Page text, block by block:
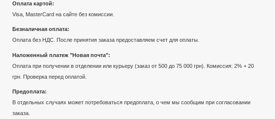
Оплата картой:
Visa, MasterCard на сайте без комиссии.
Безналичная оплата:
Оплата без НДС. После принятия заказа предоставляем счет для оплаты.
Наложенный платеж "Новая почта":
Оплата при получении в отделении или курьеру (заказ от 500 до 75 000 грн). Комиссия: 2% + 20
грн. Проверка перед оплатой.
Предоплата:
В отдельных случаях может потребоваться предоплата, о чем мы сообщим при согласовании
заказа.